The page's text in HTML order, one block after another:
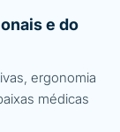
e do
ergonomia
médicas